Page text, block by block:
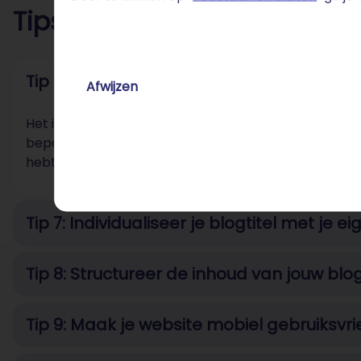
Afwijzen
Tips 6-10: over plug-ins en
Tip 6: Installeer niet te veel plug-ins
Het installeren van te veel plug-ins heeft een
beperken tot de plug-ins die je echt nodig hebt. Om
hebt, kan je het beste op andere websites kijken,
Tip 7: Individualiseer je blogtitel met je
Tip 8: Structureer de inhoud van jouw
Tip 9: Maak je website mobiel